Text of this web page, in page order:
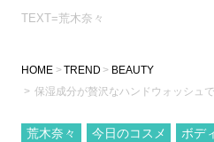
TEXT=荒木奈々
HOME TREND
BEAUTY
保湿成分が贅沢なハンドウォッシュ
荒木奈々 今日のコスメ ボデ